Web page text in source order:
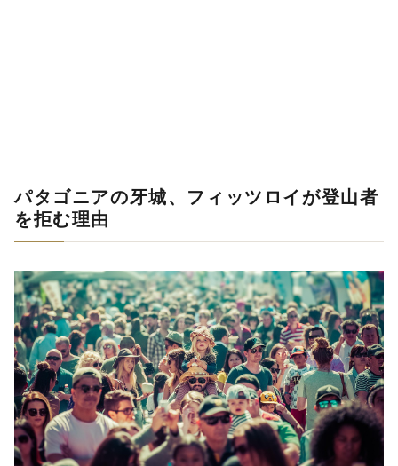
パタゴニアの牙城、フィッツロイが登山者
を拒む理由